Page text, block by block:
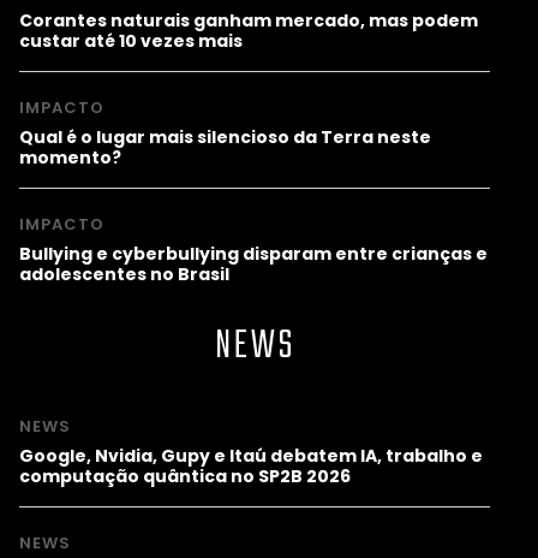
Corantes naturais ganham mercado, mas podem
custar até 10 vezes mais
IMPACTO
Qual é o lugar mais silencioso da Terra neste
momento?
IMPACTO
Bullying e cyberbullying disparam entre crianças e
adolescentes no Brasil
NEWS
NEWS
Google, Nvidia, Gupy e Itaú debatem IA, trabalho e
computação quântica no SP2B 2026
NEWS